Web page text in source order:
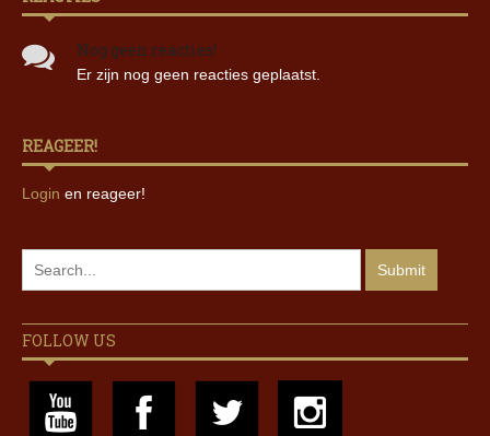
Nog geen reacties!
Er zijn nog geen reacties geplaatst.
REAGEER!
Login en reageer!
FOLLOW US